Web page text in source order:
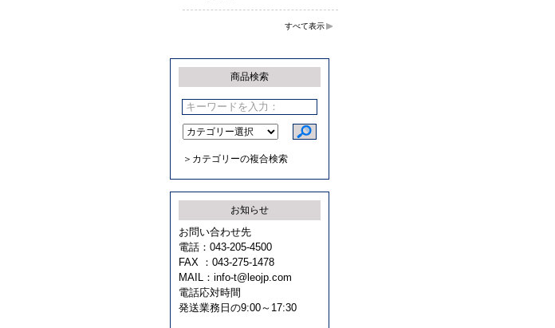
すべて表示
商品検索
＞カテゴリーの複合検索
お知らせ
お問い合わせ先
電話：043-205-4500
FAX ：043-275-1478
MAIL： info-t@leojp.com
電話応対時間
発送業務日の9:00～17:30